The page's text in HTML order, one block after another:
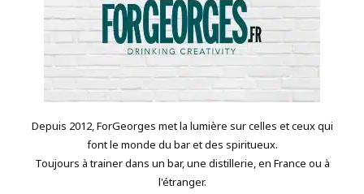
Depuis 2012, ForGeorges met la lumière sur celles et ceux qui
font le monde du bar et des spiritueux.
Toujours à trainer dans un bar, une distillerie, en France ou à
l'étranger.